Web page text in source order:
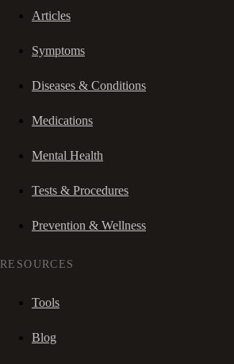
Articles
Symptoms
Diseases & Conditions
Medications
Mental Health
Tests & Procedures
Prevention & Wellness
RESOURCES
Tools
Blog